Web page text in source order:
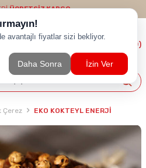
ÜCRETSİZ KARGO
0)
Çerez EKO KOKTEYL ENERJİ